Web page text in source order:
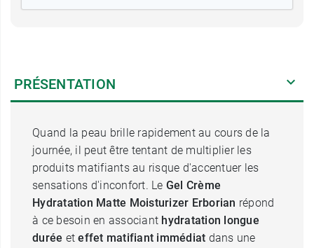
PRÉSENTATION
Quand la peau brille rapidement au cours de la
journée, il peut être tentant de multiplier les
produits matifiants au risque d'accentuer les
sensations d'inconfort. Le Gel Crème
Hydratation Matte Moisturizer Erborian répond
à ce besoin en associant hydratation longue
durée eteffet matifiant immédiat dans une